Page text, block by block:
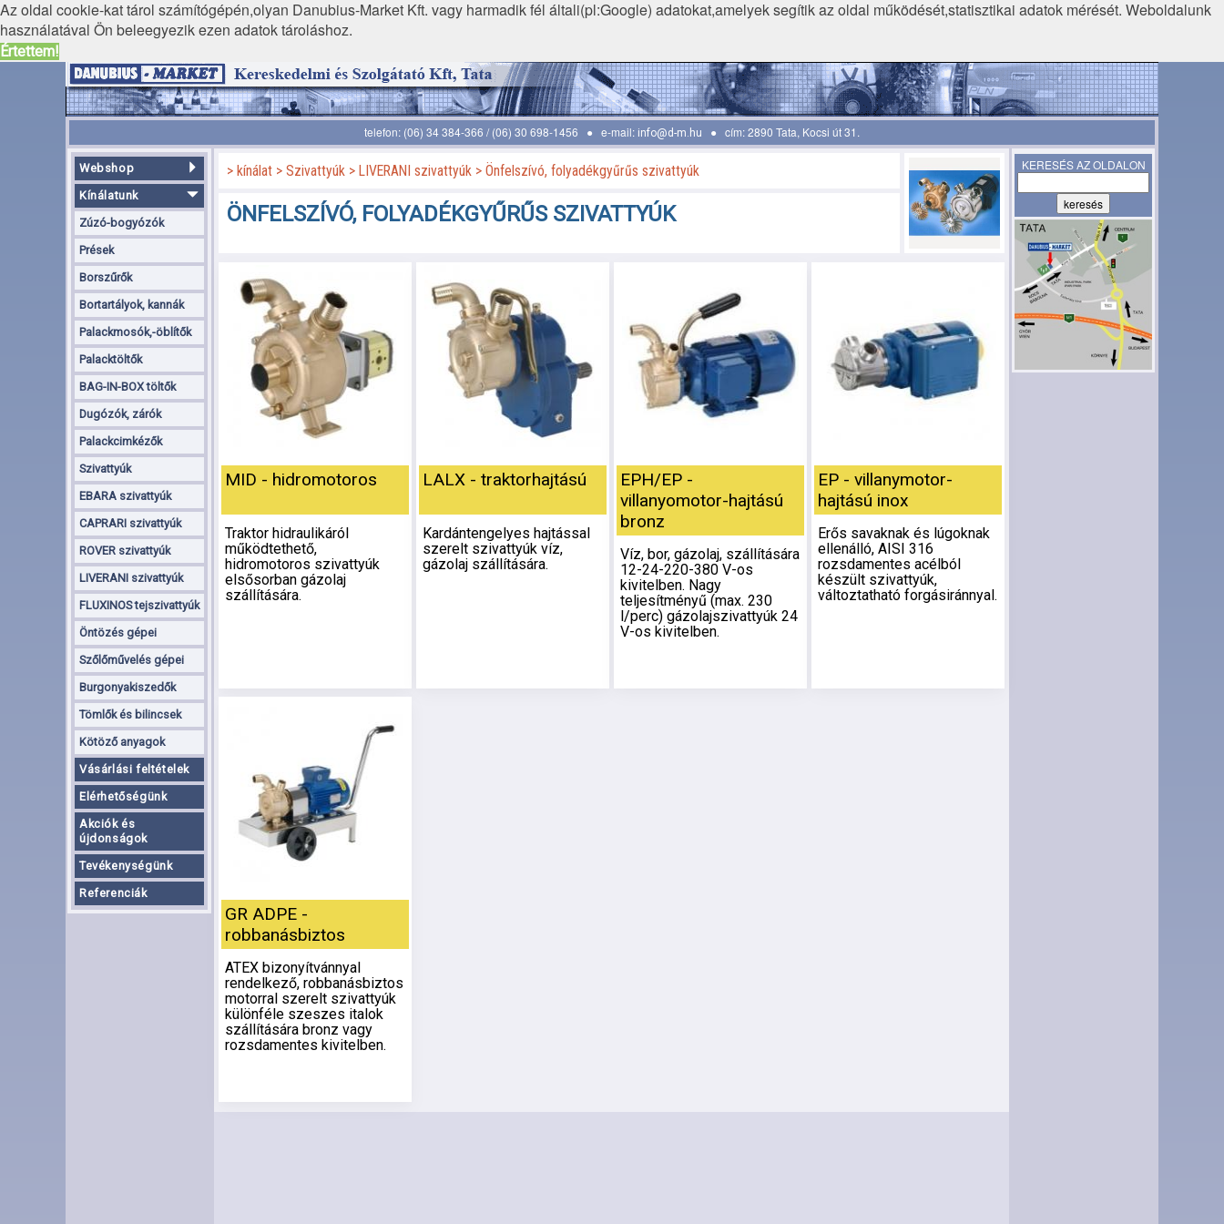
Az oldal cookie-kat tárol számítógépén,olyan Danubius-Market Kft. vagy harmadik fél általi(pl:Google) adatokat,amelyek segítik az oldal működését,statisztikai adatok mérését. Weboldalunk
használatával Ön beleegyezik ezen adatok tároláshoz.
Értettem!
telefon: (06) 34 384-366 / (06) 30 698-1456 ● e-mail: info@d-m.hu ● cím: 2890 Tata, Kocsi út 31.
Webshop
Kínálatunk
Zúzó-bogyózók
Prések
Borszűrők
Bortartályok, kannák
Palackmosók,-öblítők
Palacktöltők
BAG-IN-BOX töltők
Dugózók, zárók
Palackcimkézők
Szivattyúk
EBARA szivattyúk
CAPRARI szivattyúk
ROVER szivattyúk
LIVERANI szivattyúk
FLUXINOS tejszivattyúk
Öntözés gépei
Szőlőművelés gépei
Burgonyakiszedők
Tömlők és bilincsek
Kötöző anyagok
Vásárlási feltételek
Elérhetőségünk
Akciók és
újdonságok
Tevékenységünk
Referenciák
kínálat Szivattyúk LIVERANI szivattyúk Önfelszívó, folyadékgyűrűs szivattyúk
ÖNFELSZÍVÓ, FOLYADÉKGYŰRŰS SZIVATTYÚK
MID - hidromotoros
Traktor hidraulikáról
működtethető,
hidromotoros szivattyúk
elsősorban gázolaj
szállítására.
LALX - traktorhajtású
Kardántengelyes hajtással
szerelt szivattyúk víz,
gázolaj szállítására.
EPH/EP -
villanyomotor-hajtású
bronz
Víz, bor, gázolaj, szállítására
12-24-220-380 V-os
kivitelben. Nagy
teljesítményű (max. 230
l/perc) gázolajszivattyúk 24
V-os kivitelben.
EP - villanymotor-
hajtású inox
Erős savaknak és lúgoknak
ellenálló, AISI 316
rozsdamentes acélból
készült szivattyúk,
változtatható forgásiránnyal.
GR ADPE -
robbanásbiztos
ATEX bizonyítvánnyal
rendelkező, robbanásbiztos
motorral szerelt szivattyúk
különféle szeszes italok
szállítására bronz vagy
rozsdamentes kivitelben.
KERESÉS AZ OLDALON